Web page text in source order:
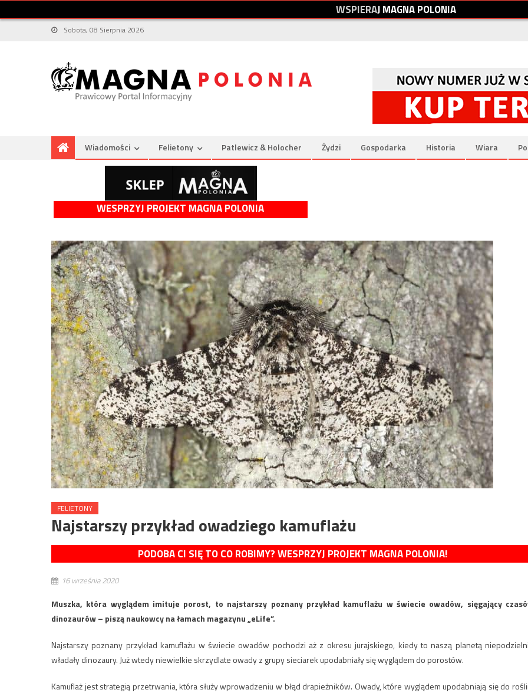
WSPIERAJMAGNAPOLONIA
Sobota, 08 Sierpnia 2026
Wiadomości Felietony Patlewicz & Holocher Żydzi Gospodarka Historia Wiara
WESPRZYJ PROJEKT MAGNA POLONIA
FELIETONY
Najstarszy przykład owadziego kamuflażu
PODOBA CI SIĘ TO CO ROBIMY? WESPRZYJ PROJEKT MAGNA POLONIA!
16 września 2020
Muszka, która wyglądem imituje porost, to najstarszy poznany przykład kamuflażu w świecie owadów, sięgający
dinozaurów – piszą naukowcy na łamach magazynu „eLife”.
Najstarszy poznany przykład kamuflażu w świecie owadów pochodzi aż z okresu jurajskiego, kiedy to naszą planetą
władały dinozaury. Już wtedy niewielkie skrzydlate owady z grupy sieciarek upodabniały się wyglądem do porostów.
Kamuflaż jest strategią przetrwania, która służy wprowadzeniu w błąd drapieżników. Owady, które wyglądem upodabniają się do